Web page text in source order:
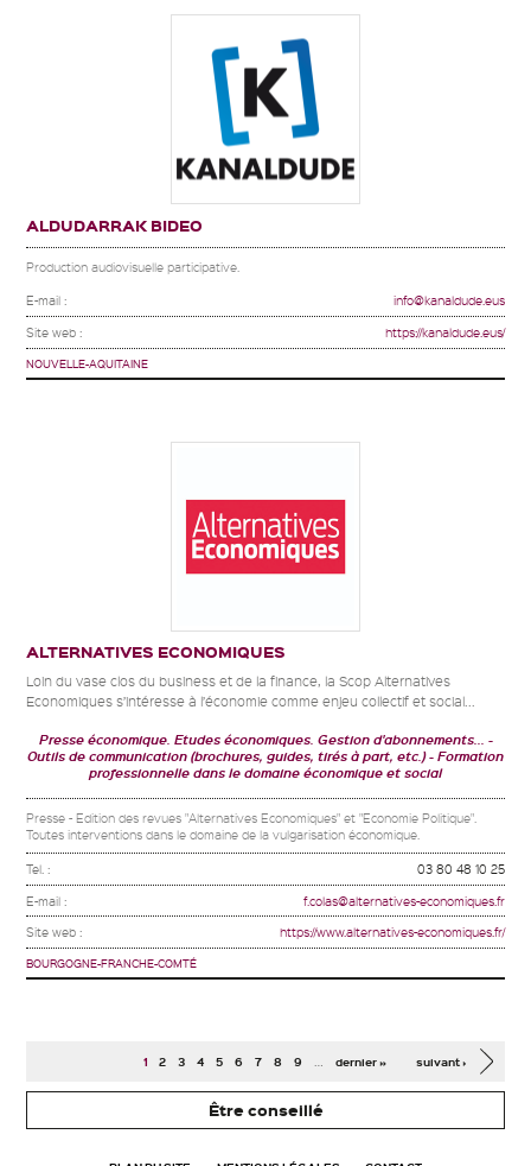
ALDUDARRAK BIDEO
Production audiovisuelle participative.
E-mail : info@kanaldude.eus
Site web : https://kanaldude.eus/
NOUVELLE-AQUITAINE
ALTERNATIVES ECONOMIQUES
Loin du vase clos du business et de la finance, la Scop Alternatives
Economiques s’intéresse à l’économie comme enjeu collectif et social...
Presse économique. Etudes économiques. Gestion d'abonnements...
Outils de communication (brochures, guides, tirés à part, etc.)
Formation
professionnelle dans le domaine économique et social
Presse - Edition des revues "Alternatives Economiques" et "Economie Politique".
Toutes interventions dans le domaine de la vulgarisation économique.
Tel. : 03 80 48 10 25
E-mail : f.colas@alternatives-economiques.fr
Site web : https://www.alternatives-economiques.fr/
BOURGOGNE-FRANCHE-COMTÉ
1 2 3 4 5 6 7 8 9 … suivant ›
dernier »
Être conseillé